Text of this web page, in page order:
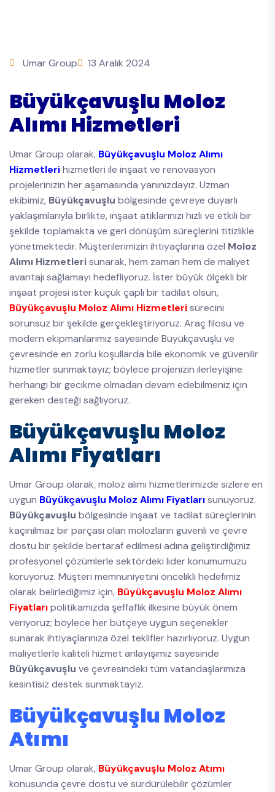
Umar Group 13 Aralık 2024
Büyükçavuşlu Moloz
Alımı Hizmetleri
Umar Group olarak, Büyükçavuşlu Moloz Alımı
Hizmetlerihizmetleri ile inşaat ve renovasyon
projelerinizin her aşamasında yanınızdayız. Uzman
ekibimiz, Büyükçavuşlu bölgesinde çevreye duyarlı
yaklaşımlarıyla birlikte, inşaat atıklarınızı hızlı ve etkili bir
şekilde toplamakta ve geri dönüşüm süreçlerini titizlikle
yönetmektedir. Müşterilerimizin ihtiyaçlarına özel Moloz
Alımı Hizmetlerisunarak, hem zaman hem de maliyet
avantajı sağlamayı hedefliyoruz. İster büyük ölçekli bir
inşaat projesi ister küçük çaplı bir tadilat olsun,
Büyükçavuşlu Moloz Alımı Hizmetlerisürecini
sorunsuz bir şekilde gerçekleştiriyoruz. Araç filosu ve
modern ekipmanlarımız sayesinde Büyükçavuşlu ve
çevresinde en zorlu koşullarda bile ekonomik ve güvenilir
hizmetler sunmaktayız; böylece projenizin ilerleyişine
herhangi bir gecikme olmadan devam edebilmeniz için
gereken desteği sağlıyoruz.
Büyükçavuşlu Moloz
Alımı Fiyatları
Umar Group olarak, moloz alımı hizmetlerimizde sizlere en
uygun Büyükçavuşlu Moloz Alımı Fiyatlarısunuyoruz.
Büyükçavuşlu bölgesinde inşaat ve tadilat süreçlerinin
kaçınılmaz bir parçası olan molozların güvenli ve çevre
dostu bir şekilde bertaraf edilmesi adına geliştirdiğimiz
profesyonel çözümlerle sektördeki lider konumumuzu
koruyoruz. Müşteri memnuniyetini öncelikli hedefimiz
olarak belirlediğimiz için, Büyükçavuşlu Moloz Alımı
Fiyatlarıpolitikamızda şeffaflık ilkesine büyük önem
veriyoruz; böylece her bütçeye uygun seçenekler
sunarak ihtiyaçlarınıza özel teklifler hazırlıyoruz. Uygun
maliyetlerle kaliteli hizmet anlayışımız sayesinde
Büyükçavuşlu ve çevresindeki tüm vatandaşlarımıza
kesintisiz destek sunmaktayız.
Büyükçavuşlu Moloz
Atımı
Umar Group olarak, Büyükçavuşlu Moloz Atımı
konusunda çevre dostu ve sürdürülebilir çözümler